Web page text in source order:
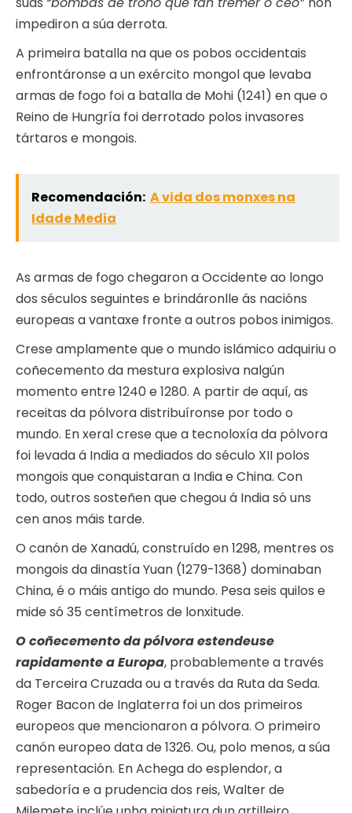
impediron a súa derrota.
A primeira batalla na que os pobos occidentais
enfrontáronse a un exército mongol que levaba
armas de fogo foi a batalla de Mohi (1241) en que o
Reino de Hungría foi derrotado polos invasores
tártaros e mongois.
Recomendación: A vida dos monxes na
Idade Media
As armas de fogo chegaron a Occidente ao longo
dos séculos seguintes e brindáronlle ás nacións
europeas a vantaxe fronte a outros pobos inimigos.
Crese amplamente que o mundo islámico adquiriu o
coñecemento da mestura explosiva nalgún
momento entre 1240 e 1280. A partir de aquí, as
receitas da pólvora distribuíronse por todo o
mundo. En xeral crese que a tecnoloxía da pólvora
foi levada á India a mediados do século XII polos
mongois que conquistaran a India e China. Con
todo, outros sosteñen que chegou á India só uns
cen anos máis tarde.
O canón de Xanadú, construído en 1298, mentres os
mongois da dinastía Yuan (1279-1368) dominaban
China, é o máis antigo do mundo. Pesa seis quilos e
mide só 35 centímetros de lonxitude.
O coñecemento da pólvora estendeuse
rapidamente a Europa, probablemente a través
da Terceira Cruzada ou a través da Ruta da Seda.
Roger Bacon de Inglaterra foi un dos primeiros
europeos que mencionaron a pólvora. O primeiro
canón europeo data de 1326. Ou, polo menos, a súa
representación. En Achega do esplendor, a
sabedoría e a prudencia dos reis, Walter de